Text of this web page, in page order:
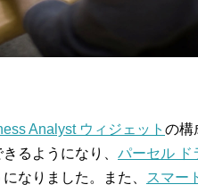
Analyst ウィジェット の構
るようになり、 パーセル ド
なりました。また、
スマー